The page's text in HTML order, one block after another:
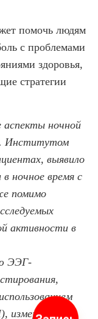
помочь людям
с проблемами
здоровья,
стратегии
аспекты ночной
Институтом
выявило
в ночное время с
помимо
активности в
ЭЭГ-
измерения